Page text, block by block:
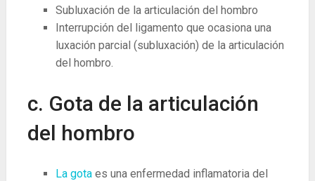
Subluxación de la articulación del hombro
Interrupción del ligamento que ocasiona una
luxación parcial (subluxación) de la articulación
del hombro.
c. Gota de la articulación
del hombro
La gota es una enfermedad inflamatoria del